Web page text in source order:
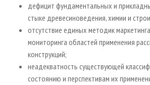
дефицит фундаментальных и
стыке древесиноведения, химии и
отсутствие единых методик
мониторинга областей применения
конструкций;
неадекватность существующей
состоянию и перспективам их